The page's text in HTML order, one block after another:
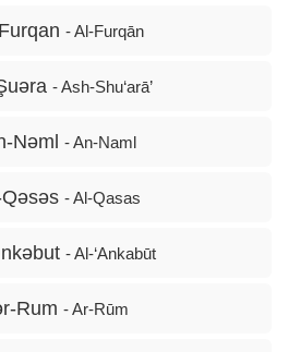
- Al-Furqān
- Ash-Shu‘arā’
Nəml - An-Naml
- Al-Qasas
- Al-‘Ankabūt
Rum - Ar-Rūm